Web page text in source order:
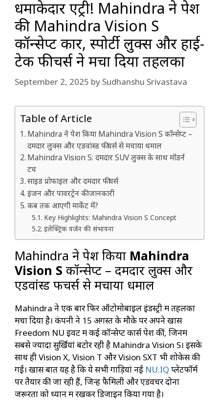
धमाकेदार एंट्री! Mahindra ने पेश
की Mahindra Vision S
कॉन्सेप्ट कार, स्पोर्टी लुक्स और हाई-
टेक फीचर्स ने मचा दिया तहलका
September 2, 2025 by Sudhanshu Srivastava
Table of Article
Mahindra ने पेश किया Mahindra Vision S कॉन्सेप्ट –
दमदार लुक्स और एडवांस्ड फीचर्स से मचाया धमाल
Mahindra Vision S: दमदार SUV लुक्स के साथ मॉडर्न
टच
साइड प्रोफाइल और दमदार फीचर्स
इंजन और पावरट्रेन की जानकारी
कब तक आएगी मार्केट में?
Key Highlights: Mahindra Vision S Concept
इलेक्ट्रिक वर्जन की संभावना
Mahindra ने पेश किया Mahindra
Vision S कॉन्सेप्ट – दमदार लुक्स और
एडवांस्ड फीचर्स से मचाया धमाल
Mahindra ने एक बार फिर ऑटोमोबाइल इंडस्ट्री में तहलका
मचा दिया है। कंपनी ने 15 अगस्त के मौके पर अपने खास
Freedom NU इवेंट में कई कॉन्सेप्ट कार्स पेश कीं, जिनमें
सबसे ज्यादा सुर्खियां बटोर रही है Mahindra Vision S। इसके
साथ ही Vision X, Vision T और Vision SXT भी शोकेस की
गईं। खास बात यह है कि ये सभी गाड़ियां नई NU.IQ प्लेटफॉर्म
पर तैयार की जा रही हैं, जिन्हें फैमिली और एडवेंचर दोनों
जरूरतों को ध्यान में रखकर डिजाइन किया गया है।